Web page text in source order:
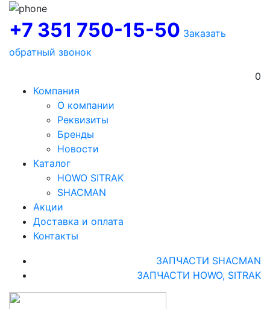
+7 351 750-15-50 Заказать
обратный звонок
0
Компания
О компании
Реквизиты
Бренды
Новости
Каталог
HOWO SITRAK
SHACMAN
Акции
Доставка и оплата
Контакты
ЗАПЧАСТИ SHACMAN
ЗАПЧАСТИ HOWO, SITRAK